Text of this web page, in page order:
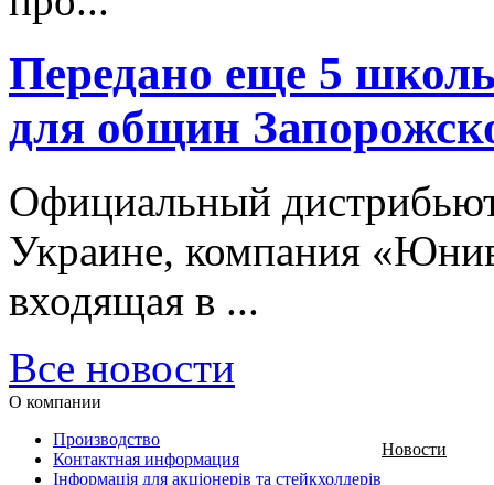
Передано еще 5
для общин
Официальный
Украине, компания
входящая в ...
Все новости
О компании
Производство
Контактная информация
Інформація для акціонерів та стейкхолдерів
Новости